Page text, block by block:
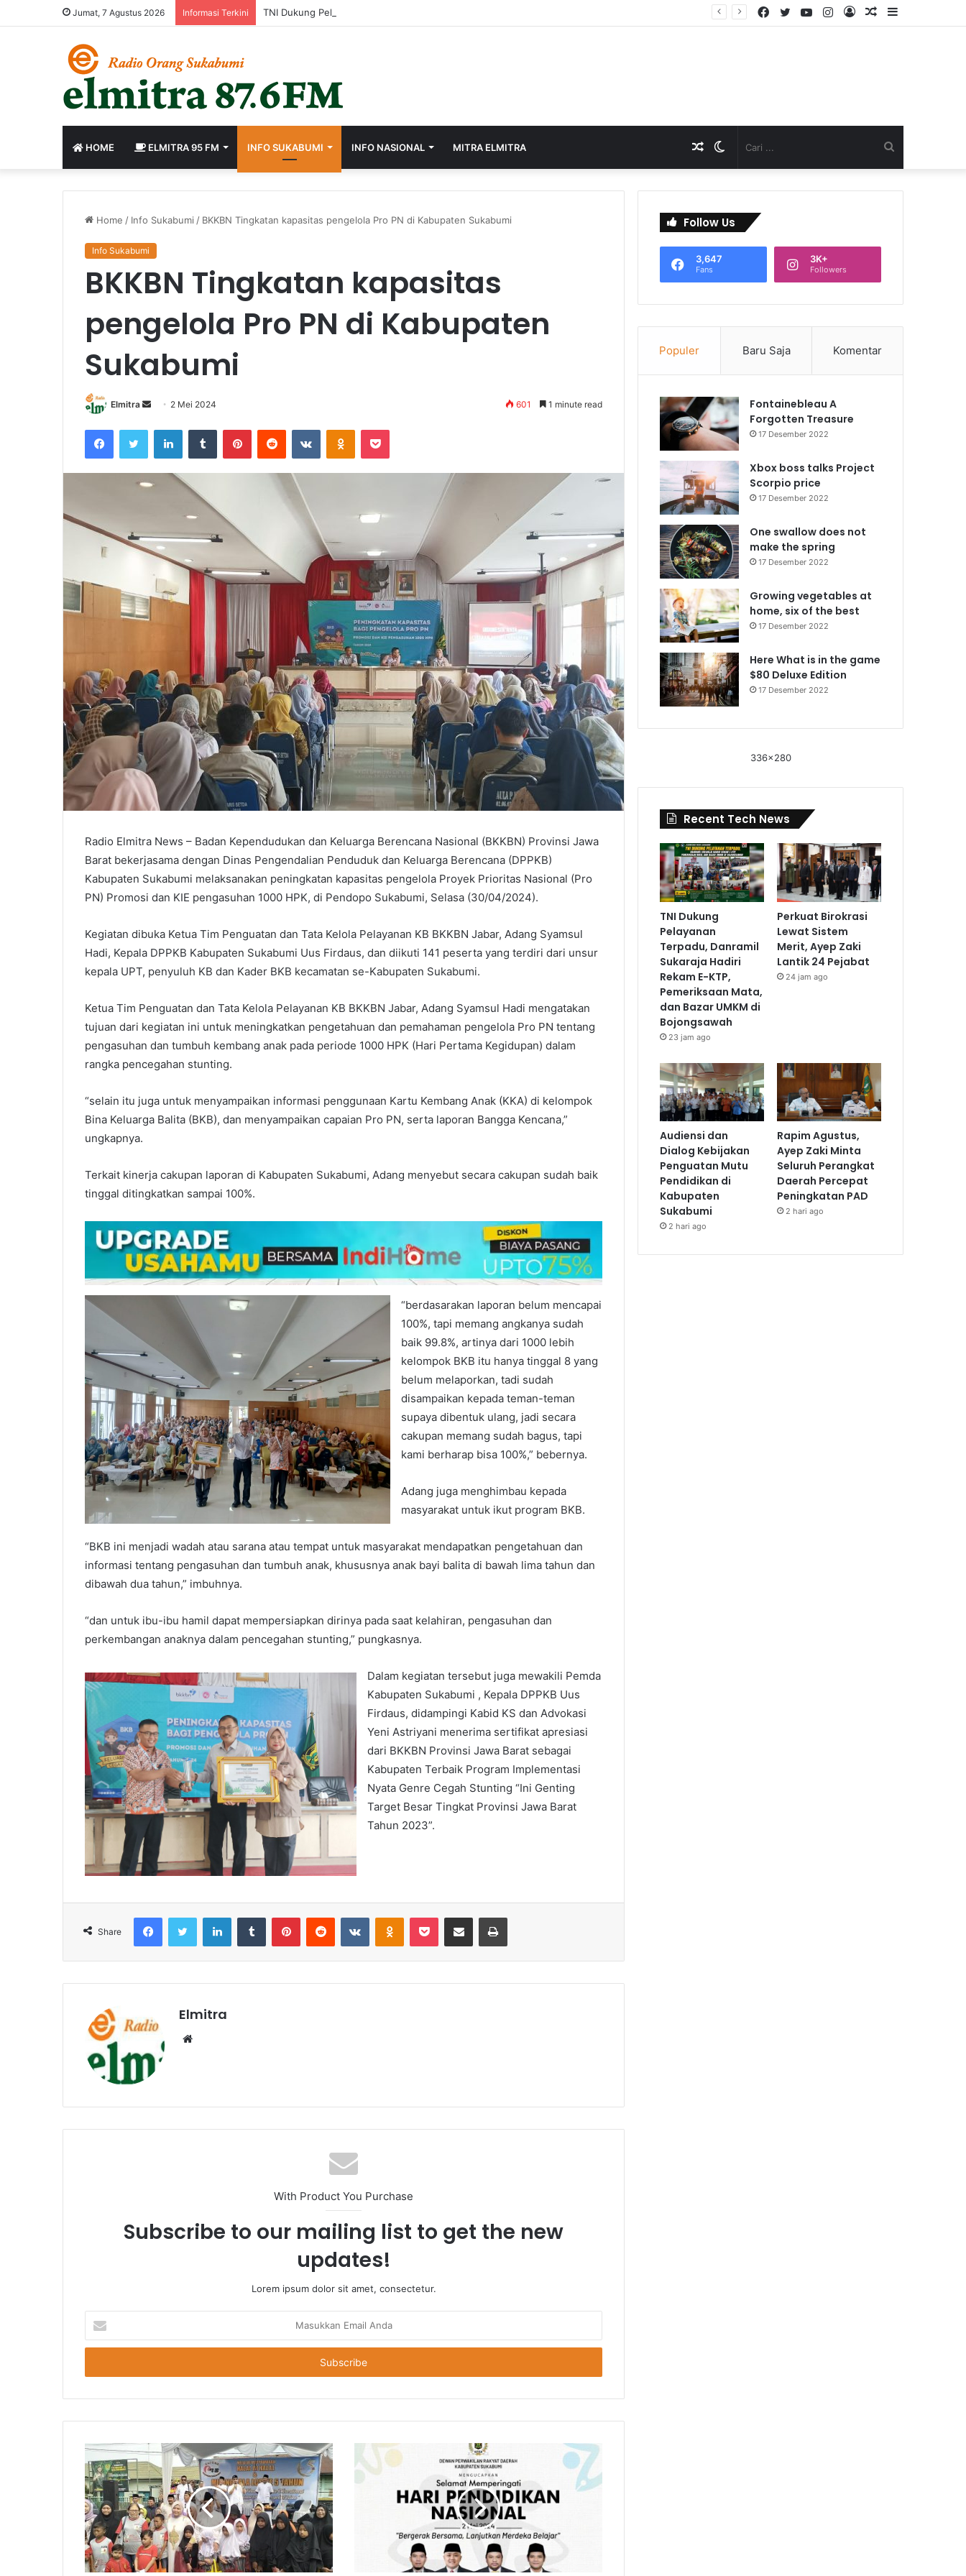
Jumat, 7 Agustus 2026 Informasi Terkini Sidebar
Artikel
Log
Instagram
YouTube
Twitter
Facebook
HOME ELMITRA 95 FM INFO SUKABUMI INFO NASIONAL MITRA ELMITRA
...
Switch
skin
Artikel
Acak
Home / Info Sukabumi / BKKBN Tingkatan kapasitas pengelola Pro PN di Kabupaten Sukabumi
Info Sukabumi
BKKBN Tingkatan kapasitas
pengelola Pro PN di Kabupaten
Sukabumi
Elmitra
Send
email
2 Mei 2024 601 1 minute read
FacebookTwitter LinkedInTumblr PinterestReddit VKontakteOdnoklassniki
Pocket
Radio Elmitra News – Badan Kependudukan dan Keluarga Berencana Nasional (BKKBN) Provinsi Jawa
Barat bekerjasama dengan Dinas Pengendalian Penduduk dan Keluarga Berencana (DPPKB)
Kabupaten Sukabumi melaksanakan peningkatan kapasitas pengelola Proyek Prioritas Nasional (Pro
PN) Promosi dan KIE pengasuhan 1000 HPK, di Pendopo Sukabumi, Selasa (30/04/2024).
Kegiatan dibuka Ketua Tim Penguatan dan Tata Kelola Pelayanan KB BKKBN Jabar, Adang Syamsul
Hadi, Kepala DPPKB Kabupaten Sukabumi Uus Firdaus, dan diikuti 141 peserta yang terdiri dari unsur
kepala UPT, penyuluh KB dan Kader BKB kecamatan se-Kabupaten Sukabumi.
Ketua Tim Penguatan dan Tata Kelola Pelayanan KB BKKBN Jabar, Adang Syamsul Hadi mengatakan
tujuan dari kegiatan ini untuk meningkatkan pengetahuan dan pemahaman pengelola Pro PN tentang
pengasuhan dan tumbuh kembang anak pada periode 1000 HPK (Hari Pertama Kegidupan) dalam
rangka pencegahan stunting.
“selain itu juga untuk menyampaikan informasi penggunaan Kartu Kembang Anak (KKA) di kelompok
Bina Keluarga Balita (BKB), dan menyampaikan capaian Pro PN, serta laporan Bangga Kencana,”
ungkapnya.
Terkait kinerja cakupan laporan di Kabupaten Sukabumi, Adang menyebut secara cakupan sudah baik
tinggal ditingkatkan sampai 100%.
“berdasarakan laporan belum mencapai
100%, tapi memang angkanya sudah
baik 99.8%, artinya dari 1000 lebih
kelompok BKB itu hanya tinggal 8 yang
belum melaporkan, tadi sudah
disampaikan kepada teman-teman
supaya dibentuk ulang, jadi secara
cakupan memang sudah bagus, tapi
kami berharap bisa 100%,” bebernya.
Adang juga menghimbau kepada
masyarakat untuk ikut program BKB.
“BKB ini menjadi wadah atau sarana atau tempat untuk masyarakat mendapatkan pengetahuan dan
informasi tentang pengasuhan dan tumbuh anak, khususnya anak bayi balita di bawah lima tahun dan
dibawah dua tahun,” imbuhnya.
“dan untuk ibu-ibu hamil dapat mempersiapkan dirinya pada saat kelahiran, pengasuhan dan
perkembangan anaknya dalam pencegahan stunting,” pungkasnya.
Dalam kegiatan tersebut juga mewakili Pemda
Kabupaten Sukabumi , Kepala DPPKB Uus
Firdaus, didampingi Kabid KS dan Advokasi
Yeni Astriyani menerima sertifikat apresiasi
dari BKKBN Provinsi Jawa Barat sebagai
Kabupaten Terbaik Program Implementasi
Nyata Genre Cegah Stunting “Ini Genting
Target Besar Tingkat Provinsi Jawa Barat
Tahun 2023”.
Share
FacebookTwitter LinkedInTumblr PinterestReddit VKontakteOdnoklassniki
Pocket Share via Email Print
Elmitra
Website
With Product You Purchase
Subscribe to our mailing list to get the new
updates!
Lorem ipsum dolor sit amet, consectetur.
Email
Anda
Follow Us
3,647
Fans
3K+
Followers
Populer Baru Saja Komentar
Fontainebleau A
Forgotten Treasure
17 Desember 2022
Xbox boss talks Project
Scorpio price
17 Desember 2022
One swallow does not
make the spring
17 Desember 2022
Growing vegetables at
home, six of the best
17 Desember 2022
Here What is in the game
$80 Deluxe Edition
17 Desember 2022
336x280
Recent Tech News
TNI Dukung
Pelayanan
Terpadu, Danramil
Sukaraja Hadiri
Rekam E-KTP,
Pemeriksaan Mata,
dan Bazar UMKM di
Bojongsawah
23 jam ago
Perkuat Birokrasi
Lewat Sistem
Merit, Ayep Zaki
Lantik 24 Pejabat
24 jam ago
Audiensi dan
Dialog Kebijakan
Penguatan Mutu
Pendidikan di
Kabupaten
Sukabumi
2 hari ago
Rapim Agustus,
Ayep Zaki Minta
Seluruh Perangkat
Daerah Percepat
Peningkatan PAD
2 hari ago